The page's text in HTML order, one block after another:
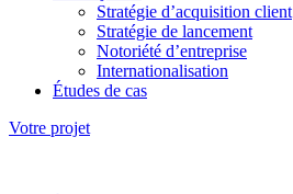
Stratégie d’acquisition client
Stratégie de lancement
Notoriété d’entreprise
Internationalisation
Études de cas
Votre projet